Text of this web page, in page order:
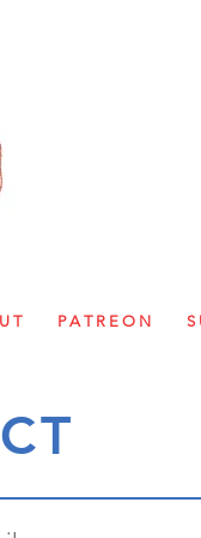
T P A T R E O N S